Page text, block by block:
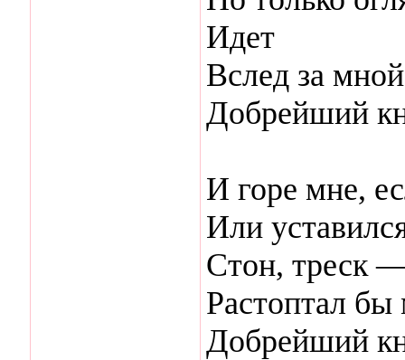
Идет
Вслед за
Добрейший
И горе мне,
Или
Стон, треск
Растоптал
Добрейший